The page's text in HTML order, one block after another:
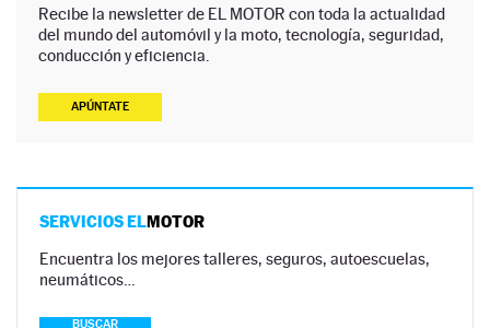
Recibe la newsletter de EL MOTOR con toda la actualidad
del mundo del automóvil y la moto, tecnología, seguridad,
conducción y eficiencia.
APÚNTATE
SERVICIOS ELMOTOR
Encuentra los mejores talleres, seguros, autoescuelas,
neumáticos…
BUSCAR